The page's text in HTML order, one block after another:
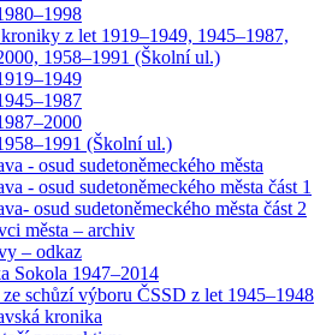
z let 1919–1949, 1945–1987,
1958–1991 (Školní ul.)
(Školní ul.)
- osud sudetoněmeckého města
- osud sudetoněmeckého města část 1
osud sudetoněmeckého města část 2
města – archiv
– odkaz
Sokola 1947–2014
schůzí výboru ČSSD z let 1945–1948
kronika